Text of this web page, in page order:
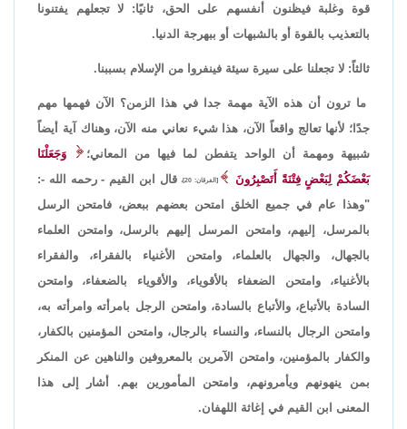
قوة وغلبة فيظنون أنفسهم على الحق، ثانيًا: لا تجعلهم يفتنونا
بالتعذيب بالقوة أو بالشبهات أو ببهرجة الدنيا.
ثالثاً: لا تجعلنا على سيرة سيئة فينفروا من الإسلام بسببنا.
ما ترون أن هذه الآية مهمة جدا في هذا الزمن؟ الآن فهمها مهم
جدًا؛ لأنها تعالج واقعاً الآن، هذا شيء نعاني منه الآن، وهناك آية أيضاً
شبيهة ومهمة أن الواحد يتفطن لما فيها من المعاني؛
وَجَعَلْنَا
بَعْضَكُمْ لِبَعْضٍ فِتْنَةً أَتَصْبِرُونَ
[الفرقان: 20]،
قال ابن القيم - رحمه الله -:
"وهذا عام في جميع الخلق امتحن بعضهم ببعض، فامتحن الرسل
بالمرسل، إليهم، وامتحن المرسل إليهم بالرسل، وامتحن العلماء
بالجهال، والجهال بالعلماء، وامتحن الأغنياء بالفقراء، والفقراء
بالأغنياء، وامتحن الضعفاء بالأقوياء، والأقوياء بالضعفاء، وامتحن
السادة بالأتباع، والأتباع بالسادة، وامتحن الرجل بامرأته وامرأته به،
وامتحن الرجال بالنساء، والنساء بالرجال، وامتحن المؤمنين بالكفار،
والكفار بالمؤمنين، وامتحن الآمرين بالمعروفين والناهين عن المنكر
بمن ينهونهم ويأمرونهم، وامتحن المأمورين بهم. أشار إلى هذا
المعنى ابن القيم في إغاثة اللهفان.